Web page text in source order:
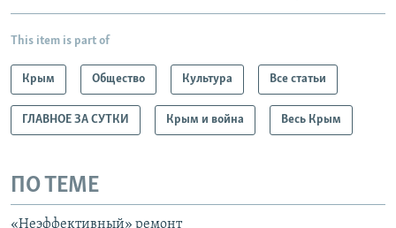
This item is part of
Крым Общество Культура Все статьи
ГЛАВНОЕ ЗА СУТКИ Крым и война Весь Крым
ПО ТЕМЕ
«Неэффективный» ремонт